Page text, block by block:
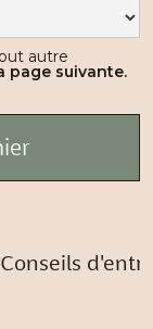
autre
page suivante.
Conseils